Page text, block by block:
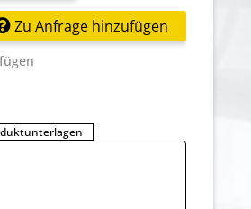
Zu Anfrage hinzufügen